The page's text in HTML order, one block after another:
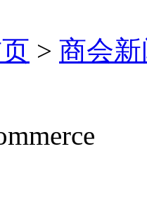
> 商会